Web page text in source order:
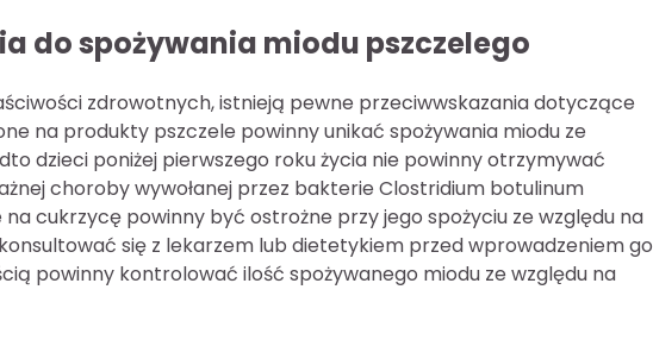
do spożywania miodu pszczelego
zdrowotnych, istnieją pewne przeciwwskazania dotyczące
na produkty pszczele powinny unikać spożywania miodu ze
dzieci poniżej pierwszego roku życia nie powinny otrzymywać
choroby wywołanej przez bakterie Clostridium botulinum
cukrzycę powinny być ostrożne przy jego spożyciu ze względu na
się z lekarzem lub dietetykiem przed wprowadzeniem go
powinny kontrolować ilość spożywanego miodu ze względu na